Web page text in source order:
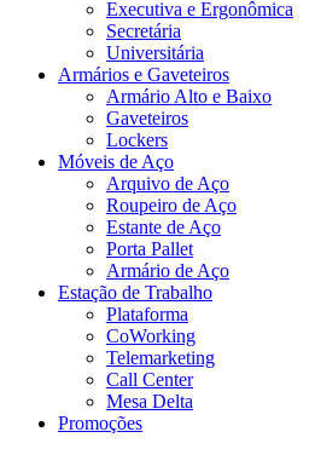
Executiva e Ergonômica
Secretária
Universitária
Armários e Gaveteiros
Armário Alto e Baixo
Gaveteiros
Lockers
Móveis de Aço
Arquivo de Aço
Roupeiro de Aço
Estante de Aço
Porta Pallet
Armário de Aço
Estação de Trabalho
Plataforma
CoWorking
Telemarketing
Call Center
Mesa Delta
Promoções